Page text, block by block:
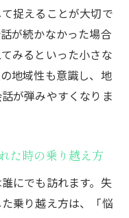
捉えることが大切で
が続かなかった場合
みるといった小さな
地域性も意識し、地
が弾みやすくなりま
た時の乗り越え方
にでも訪れます。失
乗り越え方は、「悩